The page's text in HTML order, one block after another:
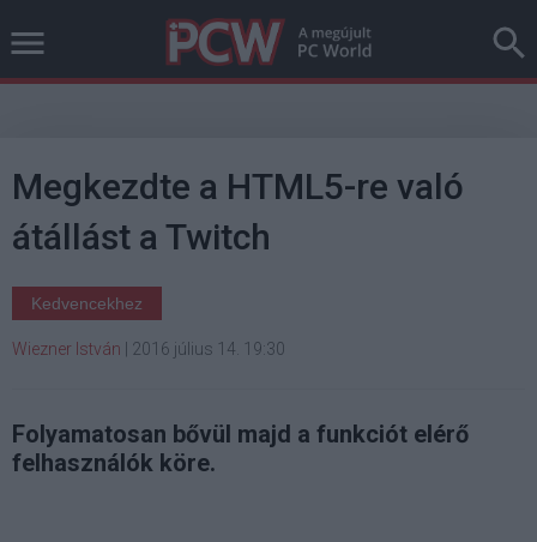
Megkezdte a HTML5-re való
átállást a Twitch
Kedvencekhez
Wiezner István 2016 július 14. 19:30
Folyamatosan bővül majd a funkciót elérő
felhasználók köre.